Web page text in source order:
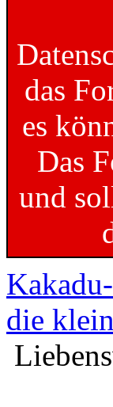
das
es
Das
und
die